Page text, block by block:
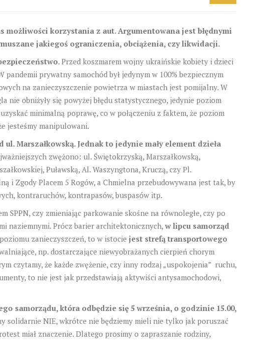
korzystania z aut. Argumentowana jest błędnymi
jakiegoś ograniczenia, obciążenia, czy likwidacji.
. Przed koszmarem wojny ukraińskie kobiety i dzieci
prywatny samochód był jedynym w 100% bezpiecznym
na zanieczyszczenie powietrza w miastach jest pomijalny. W
nie obniżyły się powyżej błędu statystycznego, jedynie poziom
minimalną poprawę, co w połączeniu z faktem, że poziom
jesteśmy manipulowani.
Marszałkowską. Jednak to jedynie mały element dzieła
zwężono: ul. Świętokrzyską, Marszałkowską,
Puławską, Al. Waszyngtona, Kruczą, czy Pl.
i Zgody Placem 5 Rogów, a Chmielna przebudowywana jest tak, by
kontraruchów, kontrapasów, buspasów itp.
SPPN, czy zmieniając parkowanie skośne na równoległe, czy po
naziemnymi. Prócz barier architektonicznych, w lipcu samorząd
zanieczyszczeń, to w istocie jest strefą transportowego
np. dostarczające niewyobrażanych cierpień chorym
czytamy, że każde zwężenie, czy inny rodzaj „uspokojenia” ruchu,
to nie jest jak przedstawiają aktywiści antysamochodowi,
samorządu, która odbędzie się 5 września, o godzinie 15.00,
solidarnie NIE, wkrótce nie będziemy mieli nie tylko jak poruszać
miał znaczenie. Dlatego prosimy o zapraszanie rodziny,